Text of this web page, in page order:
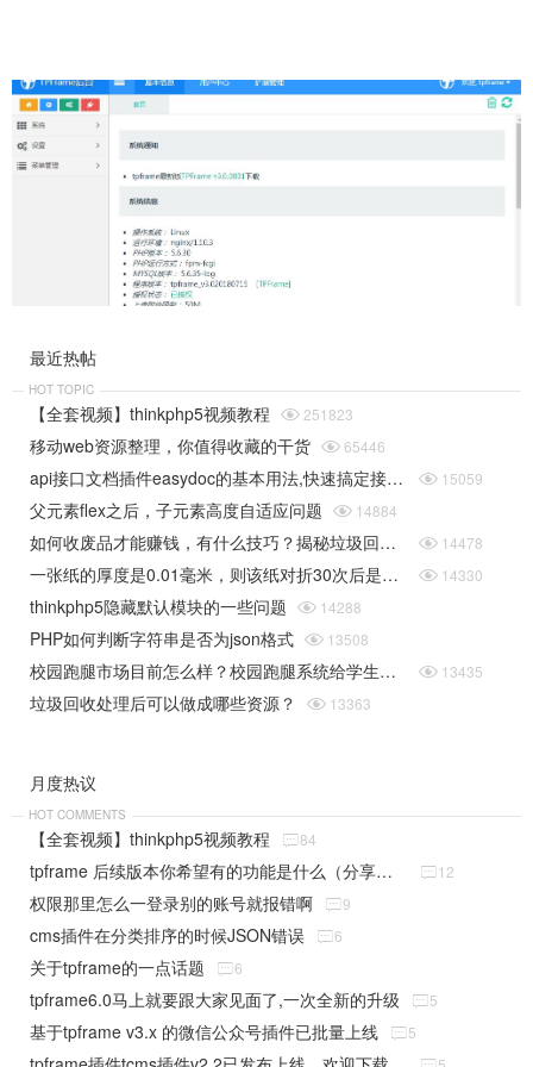
最近热帖
HOT TOPIC
【全套视频】thinkphp5视频教程  251823
移动web资源整理，你值得收藏的干货  65446
api接口文档插件easydoc的基本用法,快速搞定接口文档  15059
父元素flex之后，子元素高度自适应问题  14884
如何收废品才能赚钱，有什么技巧？揭秘垃圾回收行业的一些规则  14478
一张纸的厚度是0.01毫米，则该纸对折30次后是多厚（据说超过珠穆朗玛峰的高度）php实现  14330
thinkphp5隐藏默认模块的一些问题  14288
PHP如何判断字符串是否为json格式  13508
校园跑腿市场目前怎么样？校园跑腿系统给学生带来了哪些便捷？  13435
垃圾回收处理后可以做成哪些资源？  13363
月度热议
HOT COMMENTS
【全套视频】thinkphp5视频教程 84
tpframe 后续版本你希望有的功能是什么（分享贴） 12
权限那里怎么一登录别的账号就报错啊 9
cms插件在分类排序的时候JSON错误 6
关于tpframe的一点话题 6
tpframe6.0马上就要跟大家见面了,一次全新的升级 5
基于tpframe v3.x 的微信公众号插件已批量上线 5